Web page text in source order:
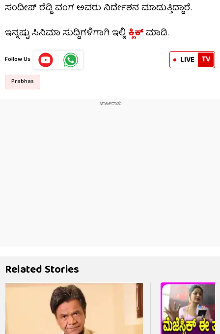
ಸಂದೀಪ್ ರೆಡ್ಡಿ ವಂಗ ಅವರು ನಿರ್ದೇಶನ ಮಾಡುತ್ತಿದ್ದಾರೆ.
ಇನ್ನಷ್ಟು ಸಿನಿಮಾ ಸುದ್ದಿಗಳಿಗಾಗಿ ಇಲ್ಲಿಕ್ಲಿಕ್​ಮಾಡಿ.
Follow Us LIVE TV
Prabhas
Related Stories